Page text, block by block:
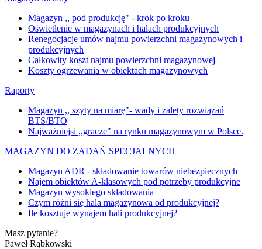
Magazyn ,, pod produkcję" - krok po kroku
Oświetlenie w magazynach i halach produkcyjnych
Renegocjacje umów najmu powierzchni magazynowych i
produkcyjnych
Całkowity koszt najmu powierzchni magazynowej
Koszty ogrzewania w obiektach magazynowych
Raporty
Magazyn ,, szyty na miarę"- wady i zalety rozwiązań
BTS/BTO
Najważniejsi ,,gracze" na rynku magazynowym w Polsce.
MAGAZYN DO ZADAŃ SPECJALNYCH
Magazyn ADR - składowanie towarów niebezpiecznych
Najem obiektów A-klasowych pod potrzeby produkcyjne
Magazyn wysokiego składowania
Czym różni się hala magazynowa od produkcyjnej?
Ile kosztuje wynajem hali produkcyjnej?
Masz pytanie?
Paweł Rąbkowski